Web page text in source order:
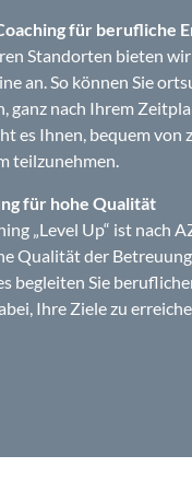
für berufliche
Standorten bieten wir
an. So können Sie
ganz nach Ihrem
es Ihnen, bequem von
teilzunehmen.
für hohe Qualität
„Level Up“ ist nach
Qualität der
begleiten Sie
Ihre Ziele zu